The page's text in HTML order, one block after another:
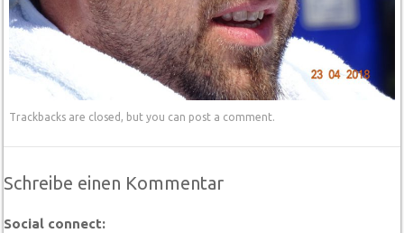
Trackbacks are closed, but you can post a comment.
Schreibe einen Kommentar
Social connect: